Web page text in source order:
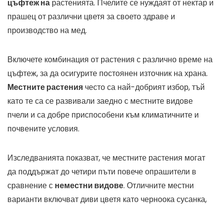
цъфтеж на растенията. Пчелите се нуждаят от нектар и
прашец от различни цветя за своето здраве и
производство на мед.
Включете комбинация от растения с различно време на
цъфтеж, за да осигурите постоянен източник на храна.
Местните растения често са най-добрият избор, тъй
като те са се развивали заедно с местните видове
пчели и са добре приспособени към климатичните и
почвените условия.
Изследванията показват, че местните растения могат
да поддържат до четири пъти повече опрашители в
сравнение с неместни видове. Отличните местни
варианти включват диви цветя като черноока сусанка,